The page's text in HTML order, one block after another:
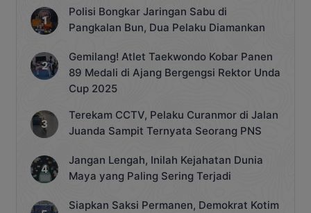
justru nilai-nilai Pancasila akan sangat
dibutuhkan dalam upaya menjaga
keutuhan dan kerukunan kehidupan
Polisi Bongkar Jaringan Sabu di
Pangkalan Bun, Dua Pelaku Diamankan
Gemilang! Atlet Taekwondo Kobar Panen
89 Medali di Ajang Bergengsi Rektor Unda
Cup 2025
Terekam CCTV, Pelaku Curanmor di Jalan
Juanda Sampit Ternyata Seorang PNS
Jangan Lengah, Inilah Kejahatan Dunia
Maya yang Paling Sering Terjadi
Siapkan Saksi Permanen, Demokrat Kotim